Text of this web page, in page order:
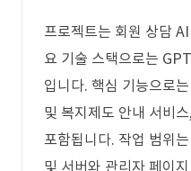
프로젝트는 회원 상담
요 기술 스택으로는
입니다. 핵심 기능으로
및 복지제도 안내 서비
포함됩니다. 작업 범위
및 서버와 관리자 페이